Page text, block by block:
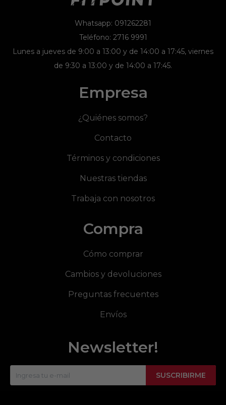
Whatsapp: 091262281
Teléfono: 2716 9991
Lunes a jueves de 9:00 a 13:00 y de 14:00 a 17:45, viernes
de 9:30 a 13:00 y de 14:00 a 17:45.
Empresa
¿Quiénes somos?
Contacto
Términos y condiciones
Nuestras tiendas
Trabaja con nosotros
Compra
Cómo comprar
Cambios y devoluciones
Preguntas frecuentes
Envíos
Newsletter!
SUSCRIBIRME